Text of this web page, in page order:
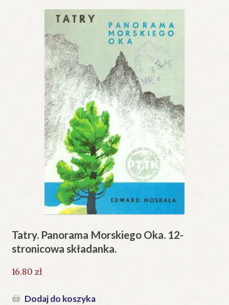
Tatry. Panorama Morskiego Oka. 12-
stronicowa składanka.
16.80 zł
Dodaj do koszyka